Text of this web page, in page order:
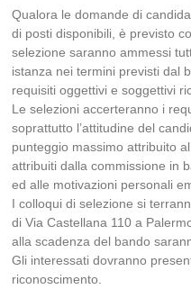
Qualora le domande di
di posti disponibili, è previsto
selezione saranno ammessi
istanza nei termini previsti dal
requisiti oggettivi e soggettivi
Le selezioni accerteranno i
soprattutto l’attitudine del
punteggio massimo attribuito
attribuiti dalla commissione in
ed alle motivazioni personali
I colloqui di selezione si
di Via Castellana 110 a
alla scadenza del bando
Gli interessati dovranno
riconoscimento.